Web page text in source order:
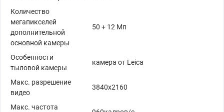
Количество
мегапикселей
дополнительной
основной камеры
50 + 12 Мп
Особенности
тыловой камеры
камера от Leica
Макс. разрешение
видео
3840x2160
Макс. частота